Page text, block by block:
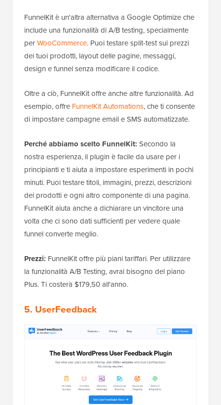
FunnelKit è un'altra alternativa a Google Optimize che
include una funzionalità di A/B testing, specialmente
perWooCommerce. Puoi testare split-test sui prezzi
dei tuoi prodotti, layout delle pagine, messaggi,
design e funnel senza modificare il codice.
Oltre a ciò, FunnelKit offre anche altre funzionalità. Ad
esempio, offre FunnelKit Automations, che ti consente
di impostare campagne email e SMS automatizzate.
Perché abbiamo scelto FunnelKit: Secondo la
nostra esperienza, il plugin è facile da usare per i
principianti e ti aiuta a impostare esperimenti in pochi
minuti. Puoi testare titoli, immagini, prezzi, descrizioni
dei prodotti e ogni altro componente di una pagina.
FunnelKit aiuta anche a dichiarare un vincitore una
volta che ci sono dati sufficienti per vedere quale
funnel converte meglio.
Prezzi: FunnelKit offre più piani tariffari. Per utilizzare
la funzionalità A/B Testing, avrai bisogno del piano
Plus. Ti costerà $179,50 all'anno.
5. UserFeedback